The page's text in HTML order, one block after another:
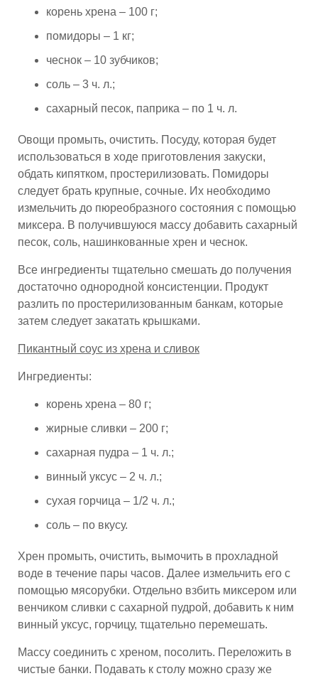
корень хрена – 100 г;
помидоры – 1 кг;
чеснок – 10 зубчиков;
соль – 3 ч. л.;
сахарный песок, паприка – по 1 ч. л.
Овощи промыть, очистить. Посуду, которая будет
использоваться в ходе приготовления закуски,
обдать кипятком, простерилизовать. Помидоры
следует брать крупные, сочные. Их необходимо
измельчить до пюреобразного состояния с помощью
миксера. В получившуюся массу добавить сахарный
песок, соль, нашинкованные хрен и чеснок.
Все ингредиенты тщательно смешать до получения
достаточно однородной консистенции. Продукт
разлить по простерилизованным банкам, которые
затем следует закатать крышками.
Пикантный соус из хрена и сливок
Ингредиенты:
корень хрена – 80 г;
жирные сливки – 200 г;
сахарная пудра – 1 ч. л.;
винный уксус – 2 ч. л.;
сухая горчица – 1/2 ч. л.;
соль – по вкусу.
Хрен промыть, очистить, вымочить в прохладной
воде в течение пары часов. Далее измельчить его с
помощью мясорубки. Отдельно взбить миксером или
венчиком сливки с сахарной пудрой, добавить к ним
винный уксус, горчицу, тщательно перемешать.
Массу соединить с хреном, посолить. Переложить в
чистые банки. Подавать к столу можно сразу же